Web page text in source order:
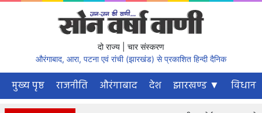
दो राज्य | चार संस्करण
औरंगाबाद, आरा, पटना एवं रांची (झारखंड) से प्रकाशित हिन्दी दैनिक
मुख्य पृष्ठ राजनीति औरंगाबाद देश झारखण्ड ▼